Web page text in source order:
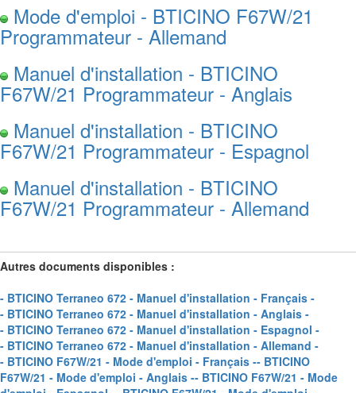
Mode d'emploi - BTICINO F67W/21
Programmateur - Allemand
Manuel d'installation - BTICINO
F67W/21 Programmateur - Anglais
Manuel d'installation - BTICINO
F67W/21 Programmateur - Espagnol
Manuel d'installation - BTICINO
F67W/21 Programmateur - Allemand
Autres documents disponibles :
- BTICINO Terraneo 672 - Manuel d'installation - Français -
- BTICINO Terraneo 672 - Manuel d'installation - Anglais -
- BTICINO Terraneo 672 - Manuel d'installation - Espagnol -
- BTICINO Terraneo 672 - Manuel d'installation - Allemand -
- BTICINO F67W/21 - Mode d'emploi - Français -- BTICINO
F67W/21 - Mode d'emploi - Anglais -- BTICINO F67W/21 - Mode